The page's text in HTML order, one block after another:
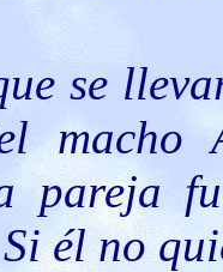
se
macho
pareja
él no